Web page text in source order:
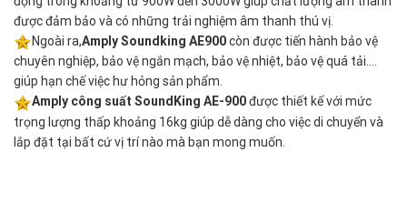
được đảm bảo và có những trải nghiệm âm thanh thú vị.
Ngoài ra,Amply Soundking AE900còn được tiến hành bảo vệ
chuyên nghiệp, bảo vệ ngắn mạch, bảo vệ nhiệt, bảo vệ quá tải….
giúp hạn chế việc hư hỏng sản phẩm.
Amply công suất SoundKing AE-900được thiết kế với mức
trọng lượng thấp khoảng 16kg giúp dễ dàng cho việc di chuyển và
lắp đặt tại bất cứ vị trí nào mà bạn mong muốn.